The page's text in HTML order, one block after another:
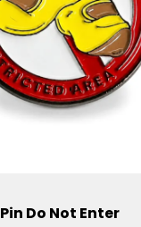
Pin Do Not Enter